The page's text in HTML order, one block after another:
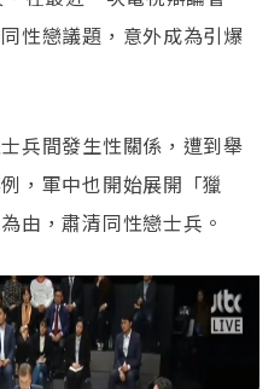
性戀議題，意外成為引爆
兵間發生性關係，遭到舉
，軍中也開始展開「獵
由，肅清同性戀士兵。